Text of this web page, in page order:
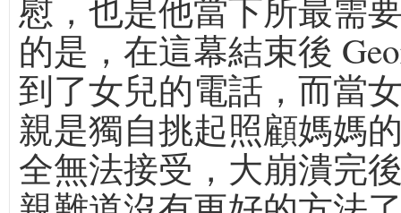
慰，也是他當下所最需
的是，在這幕結束後
到了女兒的電話，而當
親是獨自挑起照顧媽媽
全無法接受，大崩潰完